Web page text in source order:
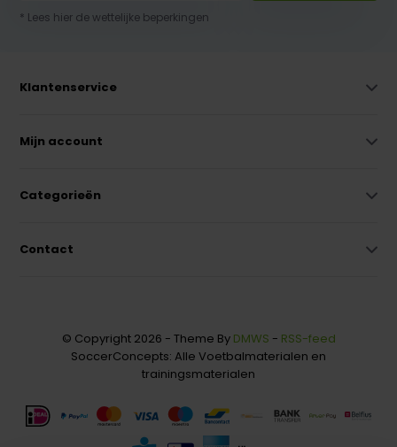
* Lees hier de wettelijke beperkingen
Klantenservice
Mijn account
Categorieën
Contact
© Copyright 2026 - Theme By DMWS - RSS-feed
SoccerConcepts: Alle Voetbalmaterialen en
trainingsmaterialen